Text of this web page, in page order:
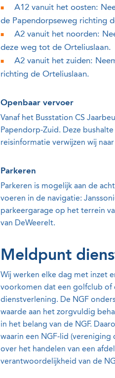
A12 vanuit het oosten:
de Papendorpseweg richting
A2 vanuit het noorden:
deze weg tot de Orteliuslaan.
A2 vanuit het zuiden:
richting de Orteliuslaan.
Openbaar vervoer
Vanaf het Busstation CS
Papendorp-Zuid. Deze
reisinformatie verwijzen wij naar
Parkeren
Parkeren is mogelijk aan de
voeren in de navigatie:
parkeergarage op het terrein
van DeWeerelt.
Meldpunt
Wij werken elke dag met inzet
voorkomen dat een golfclub of
dienstverlening. De NGF
waarde aan het zorgvuldig
in het belang van de NGF.
waarin een NGF-lid
over het handelen van een
verantwoordelijkheid van de